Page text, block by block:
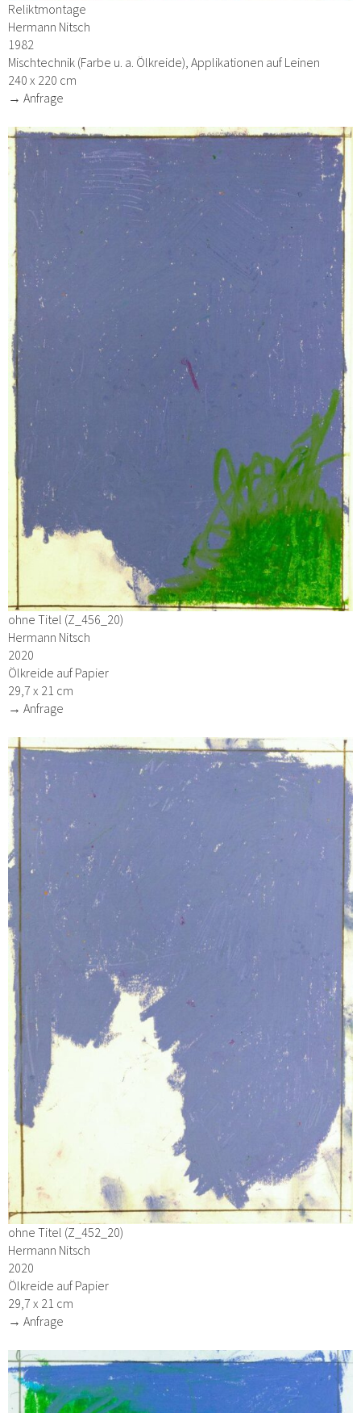
Reliktmontage
Hermann Nitsch
1982
Mischtechnik (Farbe u. a. Ölkreide), Applikationen auf Leinen
240 x 220 cm
→ Anfrage
ohne Titel (Z_456_20)
Hermann Nitsch
2020
Ölkreide auf Papier
29,7 x 21 cm
→ Anfrage
ohne Titel (Z_452_20)
Hermann Nitsch
2020
Ölkreide auf Papier
29,7 x 21 cm
→ Anfrage